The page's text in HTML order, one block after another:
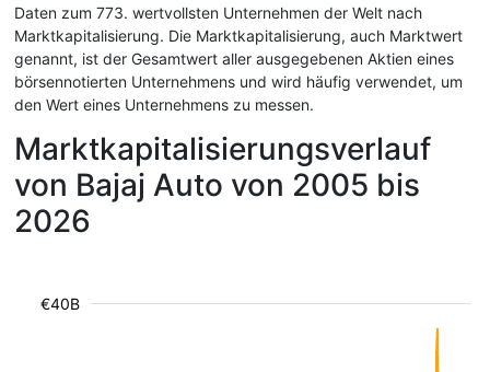
Daten zum 773. wertvollsten Unternehmen der Welt nach
Marktkapitalisierung. Die Marktkapitalisierung, auch Marktwert
genannt, ist der Gesamtwert aller ausgegebenen Aktien eines
börsennotierten Unternehmens und wird häufig verwendet, um
den Wert eines Unternehmens zu messen.
Marktkapitalisierungsverlauf
von Bajaj Auto von 2005 bis
2026
€40B